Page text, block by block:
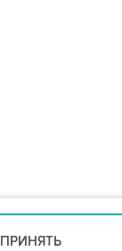
ПРИНЯТЬ